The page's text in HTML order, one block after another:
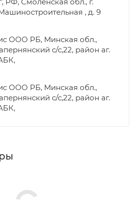
, д. 9
ООО РБ, Минская обл.,
с/с,22, район аг.
ООО РБ, Минская обл.,
с/с,22, район аг.